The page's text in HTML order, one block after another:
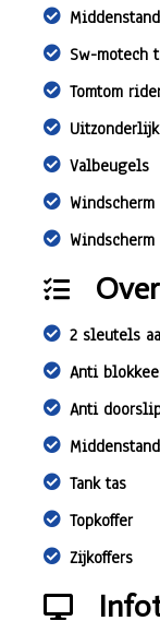
Sw-motech
Tomtom
Valbeugels
Windscherm
Windscherm
2 sleutels
Anti
Anti
Tank tas
Topkoffer
Zijkoffers